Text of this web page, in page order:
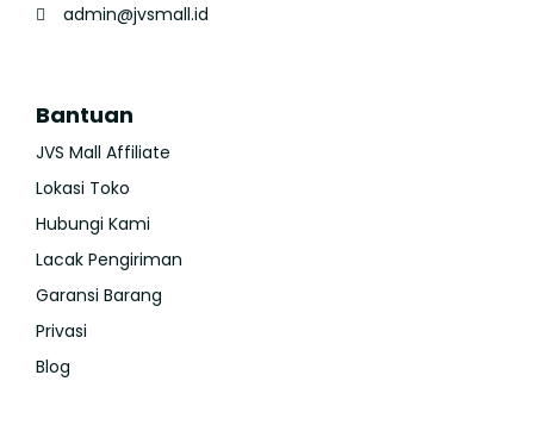
admin@jvsmall.id
Bantuan
JVS Mall Affiliate
Lokasi Toko
Hubungi Kami
Lacak Pengiriman
Garansi Barang
Privasi
Blog